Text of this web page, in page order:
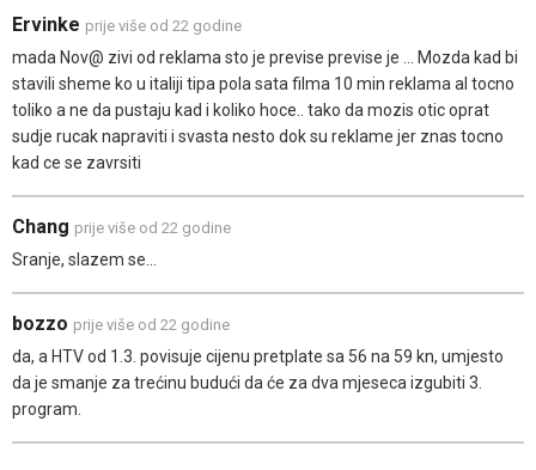
Ervinke prije više od 22 godine
mada Nov@ zivi od reklama sto je previse previse je ... Mozda kad bi
stavili sheme ko u italiji tipa pola sata filma 10 min reklama al tocno
toliko a ne da pustaju kad i koliko hoce.. tako da mozis otic oprat
sudje rucak napraviti i svasta nesto dok su reklame jer znas tocno
kad ce se zavrsiti
Chang prije više od 22 godine
Sranje, slazem se...
bozzo prije više od 22 godine
da, a HTV od 1.3. povisuje cijenu pretplate sa 56 na 59 kn, umjesto
da je smanje za trećinu budući da će za dva mjeseca izgubiti 3.
program.